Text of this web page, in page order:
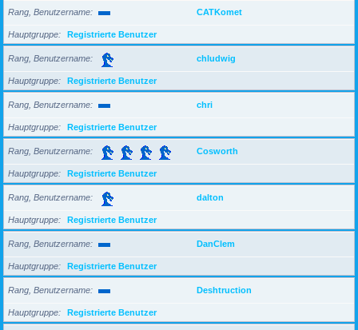
Rang, Benutzername CATKomet
Hauptgruppe Registrierte Benutzer
Rang, Benutzername chludwig
Hauptgruppe Registrierte Benutzer
Rang, Benutzername chri
Hauptgruppe Registrierte Benutzer
Rang, Benutzername Cosworth
Hauptgruppe Registrierte Benutzer
Rang, Benutzername dalton
Hauptgruppe Registrierte Benutzer
Rang, Benutzername DanClem
Hauptgruppe Registrierte Benutzer
Rang, Benutzername Deshtruction
Hauptgruppe Registrierte Benutzer